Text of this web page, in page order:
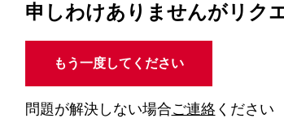
申しわけありませんがリク
もう一度してください
問題が解決しない場合ご連絡 ください